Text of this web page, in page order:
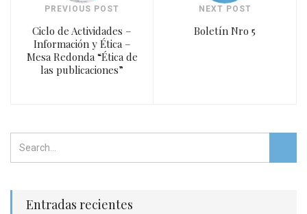
PREVIOUS POST
Ciclo de Actividades –
Información y Ética –
Mesa Redonda “Ética de
las publicaciones”
NEXT POST
Boletín Nro 5
Entradas recientes